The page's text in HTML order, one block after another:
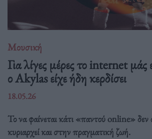
Μουσική
Για λίγες μέρες το internet μάς
ο Akylas είχε ήδη κερδίσει
18.05.26
Το να φαίνεται κάτι «παντού online» δεν
κυριαρχεί και στην πραγματική ζωή.